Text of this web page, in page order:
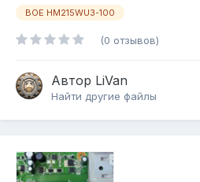
BOE HM215WU3-100
(0 отзывов)
Автор LiVan
Найти другие файлы